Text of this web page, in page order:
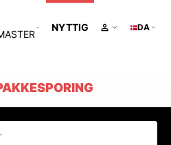
NYTTIG DA